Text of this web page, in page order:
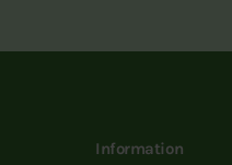
Information